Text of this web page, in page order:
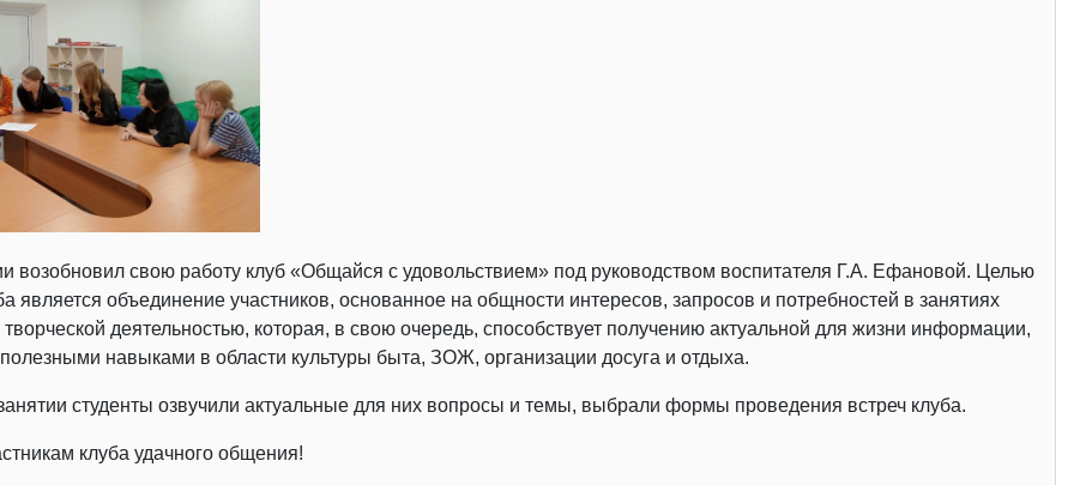
возобновил свою работу клуб «Общайся с удовольствием» под руководством воспитателя Г.А. Ефановой. Целью
является объединение участников, основанное на общности интересов, запросов и потребностей в занятиях
деятельностью, которая, в свою очередь, способствует получению актуальной для жизни информации,
навыками в области культуры быта, ЗОЖ, организации досуга и отдыха.
студенты озвучили актуальные для них вопросы и темы, выбрали формы проведения встреч клуба.
клуба удачного общения!